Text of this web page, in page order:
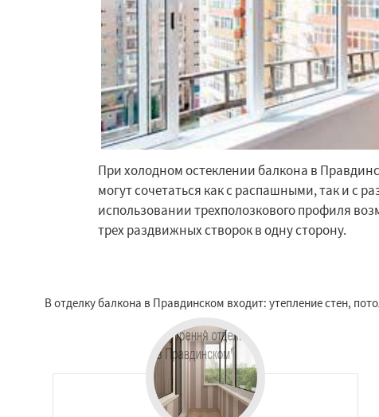
При холодном остеклении балкона в
могут сочетаться как с распашными, так и с
использовании трехполозкового профиля
трех раздвижных створок в одну сторону.
В отделку балкона в Правдинском входит: утепление стен,